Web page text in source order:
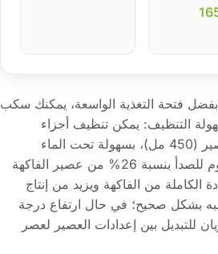
فتحة التغذية الواسعة، يمكنك سكب
التنظيف: يمكن تنظيف أجزاء
العصارة القابلة للفك، وحاوية اللب (1.6 لتر)، وحاوية جمع العصير (450 مل)، بسهولة تحت الماء
الجاري.يحتفظ فلتر الشبكة الدقيقة المصنوع من الفولاذ المقاوم للصدأ بنسبة 26% من عصير الفاكهة
الكاملة من الفاكهة ويزيد من إنتاج
بشكل صحيح؛ في حال ارتفاع درجة
للتبديل بين إعدادات العصير لعصر